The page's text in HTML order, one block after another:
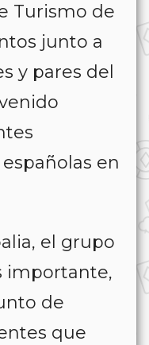
Turismo de
junto a
y pares del
en
el grupo
importante,
de
que